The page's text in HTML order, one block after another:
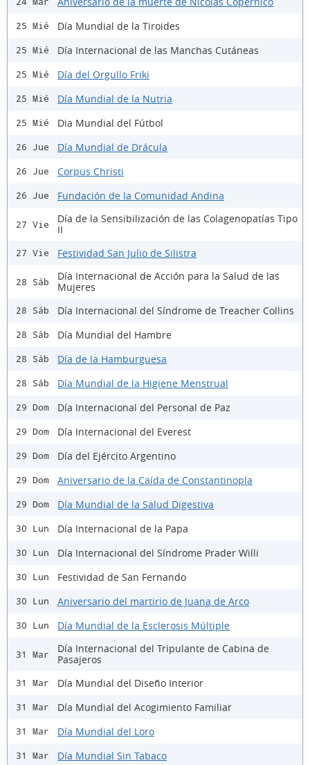
25 Mié Día Mundial de la Tiroides
25 Mié Día Internacional de las Manchas Cutáneas
25 Mié Día del Orgullo Friki
25 Mié Día Mundial de la Nutria
25 Mié Dia Mundial del Fútbol
26 Jue Día Mundial de Drácula
26 Jue Corpus Christi
26 Jue Fundación de la Comunidad Andina
27 Vie
Día de la Sensibilización de las Colagenopatías Tipo
II
27 Vie Festividad San Julio de Silistra
28 Sáb
Día Internacional de Acción para la Salud de las
Mujeres
28 Sáb Día Internacional del Síndrome de Treacher Collins
28 Sáb Día Mundial del Hambre
28 Sáb Día de la Hamburguesa
28 Sáb Día Mundial de la Higiene Menstrual
29 Dom Día Internacional del Personal de Paz
29 Dom Día Internacional del Everest
29 Dom Día del Ejército Argentino
29 Dom Aniversario de la Caída de Constantinopla
29 Dom Día Mundial de la Salud Digestiva
30 Lun Día Internacional de la Papa
30 Lun Día Internacional del Síndrome Prader Willi
30 Lun Festividad de San Fernando
30 Lun Aniversario del martirio de Juana de Arco
30 Lun Día Mundial de la Esclerosis Múltiple
31 Mar
Día Internacional del Tripulante de Cabina de
Pasajeros
31 Mar Día Mundial del Diseño Interior
31 Mar Día Mundial del Acogimiento Familiar
31 Mar Día Mundial del Loro
31 Mar Día Mundial Sin Tabaco